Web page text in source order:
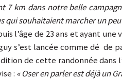
7 km dans notre belle
qui souhaitaient marcher un
l’âge de 23 ans et ayant
s’est lancée comme dé de
de cette randonnée
: « Oser en parler est déjà un